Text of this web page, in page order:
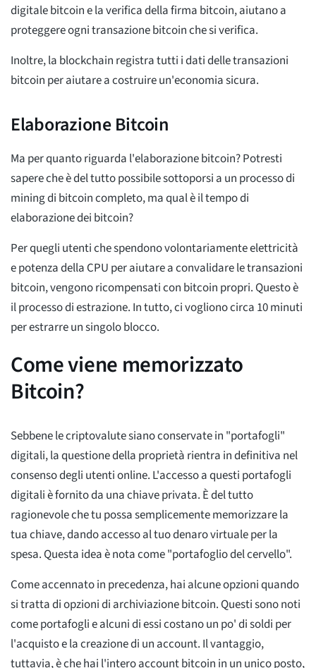
digitale bitcoin e la verifica della firma bitcoin, aiutano a
proteggere ogni transazione bitcoin che si verifica.
Inoltre, la blockchain registra tutti i dati delle transazioni
bitcoin per aiutare a costruire un'economia sicura.
Elaborazione Bitcoin
Ma per quanto riguarda l'elaborazione bitcoin? Potresti
sapere che è del tutto possibile sottoporsi a un processo di
mining di bitcoin completo, ma qual è il tempo di
elaborazione dei bitcoin?
Per quegli utenti che spendono volontariamente elettricità
e potenza della CPU per aiutare a convalidare le transazioni
bitcoin, vengono ricompensati con bitcoin propri. Questo è
il processo di estrazione. In tutto, ci vogliono circa 10 minuti
per estrarre un singolo blocco.
Come viene memorizzato
Bitcoin?
Sebbene le criptovalute siano conservate in "portafogli"
digitali, la questione della proprietà rientra in definitiva nel
consenso degli utenti online. L'accesso a questi portafogli
digitali è fornito da una chiave privata. È del tutto
ragionevole che tu possa semplicemente memorizzare la
tua chiave, dando accesso al tuo denaro virtuale per la
spesa. Questa idea è nota come "portafoglio del cervello".
Come accennato in precedenza, hai alcune opzioni quando
si tratta di opzioni di archiviazione bitcoin. Questi sono noti
come portafogli e alcuni di essi costano un po' di soldi per
l'acquisto e la creazione di un account. Il vantaggio,
tuttavia, è che hai l'intero account bitcoin in un unico posto,